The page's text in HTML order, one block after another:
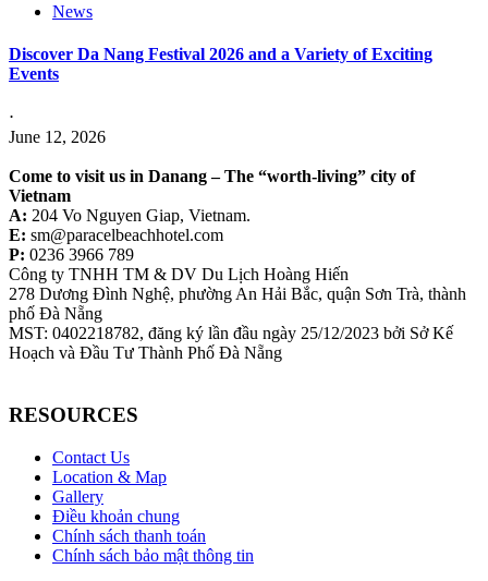
News
Discover Da Nang Festival 2026 and a Variety of Exciting
Events
⋅
June 12, 2026
Come to visit us in Danang –The “worth-living” city of
Vietnam
A: 204 Vo Nguyen Giap, Vietnam.
E: sm@paracelbeachhotel.com
P: 0236 3966 789
Công ty TNHH TM & DV Du Lịch Hoàng Hiến
278 Dương Đình Nghệ, phường An Hải Bắc, quận Sơn Trà, thành
phố Đà Nẵng
MST: 0402218782, đăng ký lần đầu ngày 25/12/2023 bởi Sở Kế
Hoạch và Đầu Tư Thành Phố Đà Nẵng
RESOURCES
Contact Us
Location & Map
Gallery
Điều khoản chung
Chính sách thanh toán
Chính sách bảo mật thông tin